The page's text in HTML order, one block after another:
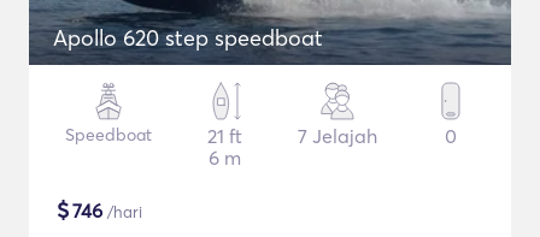
Apollo 620 step speedboat
Speedboat
21 ft
6 m
7 Jelajah 0
$746 /hari